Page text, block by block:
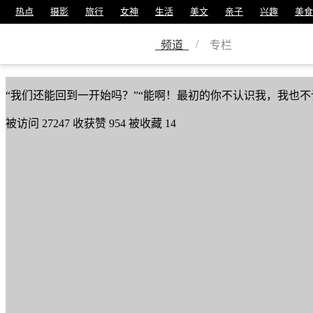
热点 摄影 旅行 女神 生活 美文 亲子 兴趣 美食
频道 / 专栏
美篇号11157233
“我们还能回到一开始吗？”“能啊！最初的你不认识我，我也不
被访问 27247 收获赞 954 被收藏 14